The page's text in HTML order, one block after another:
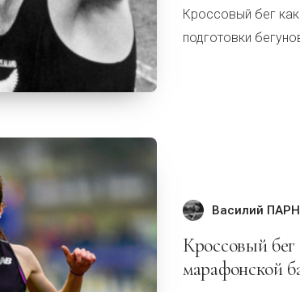
Кроссовый бег
подготовки
Василий
Кроссовый бег как основа
марафонской